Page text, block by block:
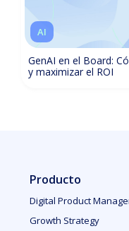
AI
GenAI en el Board:
y maximizar el ROI
Producto
Digital Product
Growth Strategy